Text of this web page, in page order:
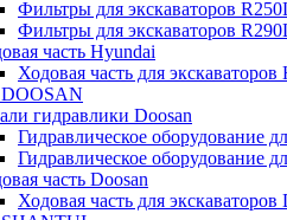
Фильтры для экскаваторов
Фильтры для экскаваторов
часть Hyundai
Ходовая часть для экскаваторов
DOOSAN
гидравлики Doosan
Гидравлическое оборудование
Гидравлическое оборудование
часть Doosan
Ходовая часть для экскаваторов